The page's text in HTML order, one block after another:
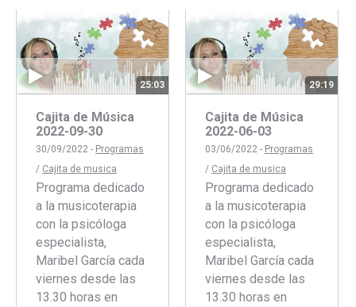
Facebook
Twitter
25:03
Cajita de Música
2022-09-30
30/09/2022 - Programas
/ Cajita de musica
Programa dedicado
a la musicoterapia
con la psicóloga
especialista,
Maribel García cada
viernes desde las
13.30 horas en
29:19
Cajita de Música
2022-06-03
03/06/2022 - Programas
/ Cajita de musica
Programa dedicado
a la musicoterapia
con la psicóloga
especialista,
Maribel García cada
viernes desde las
13.30 horas en